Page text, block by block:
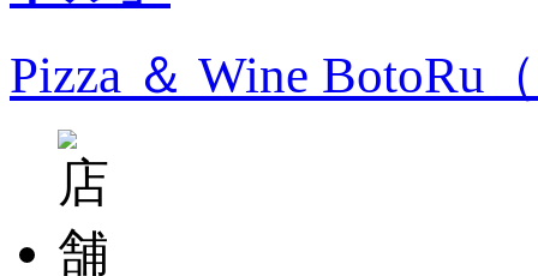
Pizza ＆ Wine BotoRu